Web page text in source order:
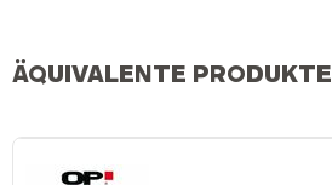
ÄQUIVALENTE PRODUKTE